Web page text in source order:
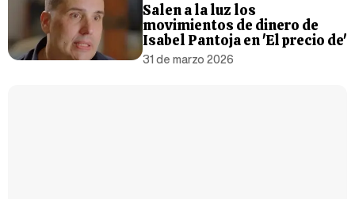
Salen a la luz los
movimientos de dinero de
Isabel Pantoja en 'El precio de'
31 de marzo 2026